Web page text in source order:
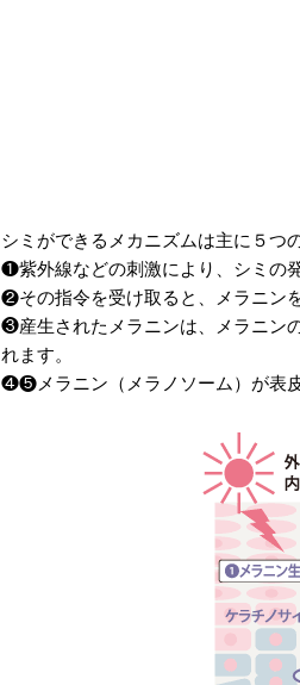
シミができるメカニズムは主に５つ
❶紫外線などの刺激により、シミの
❷その指令を受け取ると、メラニン
❸産生されたメラニンは、メラニン
れます。
❹❺メラニン（メラノソーム）が表